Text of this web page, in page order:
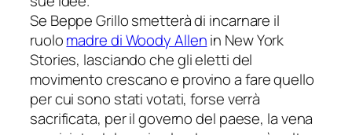
Se Beppe Grillo smetterà di incarnare il
ruolomadre di Woody Allenin New York
Stories, lasciando che gli eletti del
movimento crescano e provino a fare quello
per cui sono stati votati, forse verrà
sacrificata, per il governo del paese, la vena